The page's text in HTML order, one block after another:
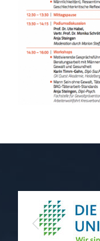
Previous